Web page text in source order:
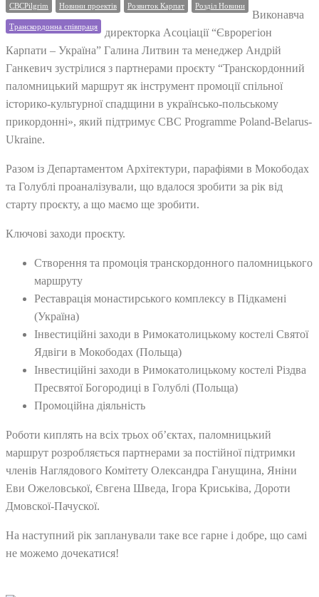
CBCPilgrim Новини проектів Розвиток Карпат Розділ Новини
Транскордонна співпраця
Виконавча
директорка Асоціації “Єврорегіон
Карпати – Україна” Галина Литвин та менеджер Андрій
Ганкевич зустрілися з партнерами проєкту “Транскордонний
паломницький маршрут як інструмент промоції спільної
історико-культурної спадщини в українсько-польському
прикордонні», який підтримує CBC Programme Poland-Belarus-
Ukraine.
Разом із Департаментом Архітектури, парафіями в Мокободах
та Голублі проаналізували, що вдалося зробити за рік від
старту проєкту, а що маємо ще зробити.
Ключові заходи проєкту.
Створення та промоція транскордонного паломницького
маршруту
Реставрація монастирського комплексу в Підкамені
(Україна)
Інвестиційні заходи в Римокатолицькому костелі Святої
Ядвіги в Мокободах (Польща)
Інвестиційні заходи в Римокатолицькому костелі Різдва
Пресвятої Богородиці в Голублі (Польща)
Промоційна діяльність
Роботи киплять на всіх трьох об’єктах, паломницький
маршрут розробляється партнерами за постійної підтримки
членів Наглядового Комітету Олександра Ганущина, Яніни
Еви Ожеловської, Євгена Шведа, Ігора Криськіва, Дороти
Дмовскої-Пачускої.
На наступний рік запланували таке все гарне і добре, що самі
не можемо дочекатися!